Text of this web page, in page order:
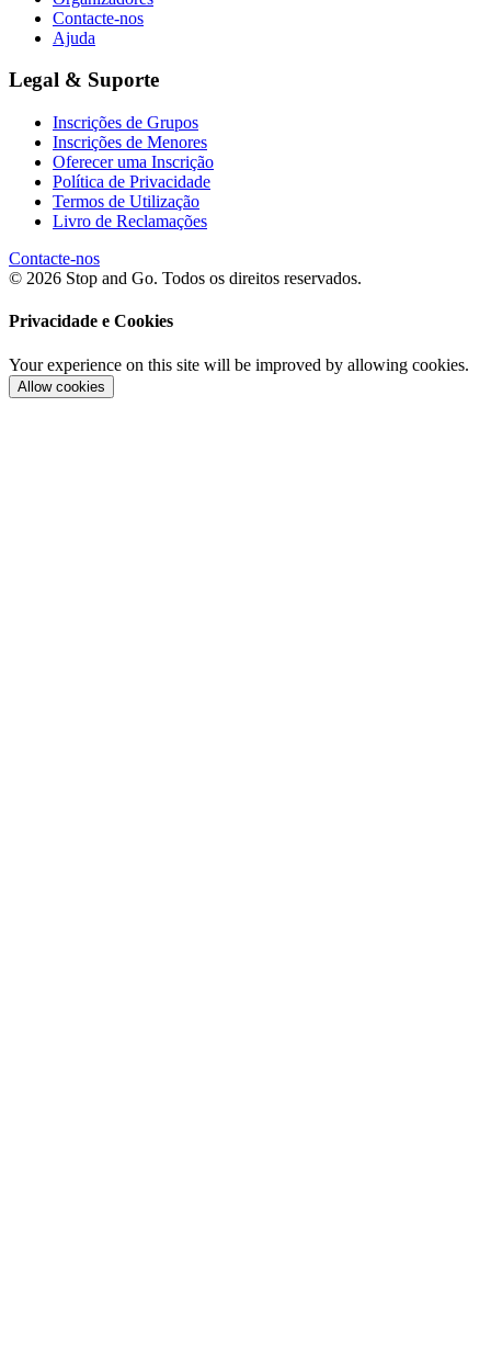
Contacte-nos
Ajuda
Legal & Suporte
Inscrições de Grupos
Inscrições de Menores
Oferecer uma Inscrição
Política de Privacidade
Termos de Utilização
Livro de Reclamações
Contacte-nos
© 2026 Stop and Go. Todos os direitos reservados.
Privacidade e Cookies
Your experience on this site will be improved by allowing cookies.
Allow cookies